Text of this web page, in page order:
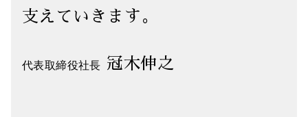
支えていきます。
代表取締役社長 冠木伸之